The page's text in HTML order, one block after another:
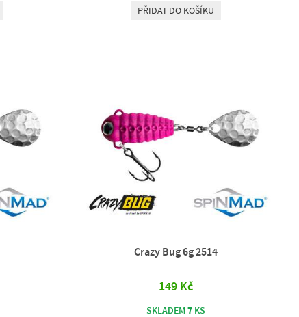
PŘIDAT DO KOŠÍKU
Crazy Bug 6g 2514
149 Kč
SKLADEM7 KS